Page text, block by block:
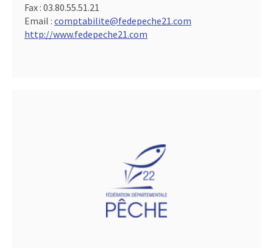
Fax : 03.80.55.51.21
Email : comptabilite@fedepeche21.com
http://www.fedepeche21.com